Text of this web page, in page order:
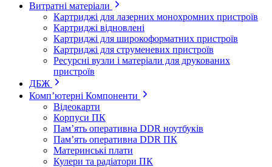
Витратні матеріали
Картриджі для лазерних монохромних пристроїв
Картриджі відновлені
Картриджі для широкоформатних пристроїв
Картриджі для струменевих пристроїв
Ресурсні вузли і матеріали для друкованих
пристроїв
ДБЖ
Комп’ютерні Компоненти
Відеокарти
Корпуси ПК
Пам’ять оперативна DDR ноутбуків
Пам’ять оперативна DDR ПК
Материнські плати
Кулери та радіатори ПК